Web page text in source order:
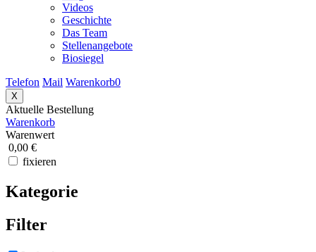
Videos
Geschichte
Das Team
Stellenangebote
Biosiegel
Telefon Mail Warenkorb0
X
Aktuelle Bestellung
Warenkorb
Warenwert
0,00 €
fixieren
Kategorie
Filter